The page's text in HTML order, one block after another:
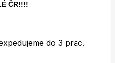
ČR!!!!
do 3 prac.